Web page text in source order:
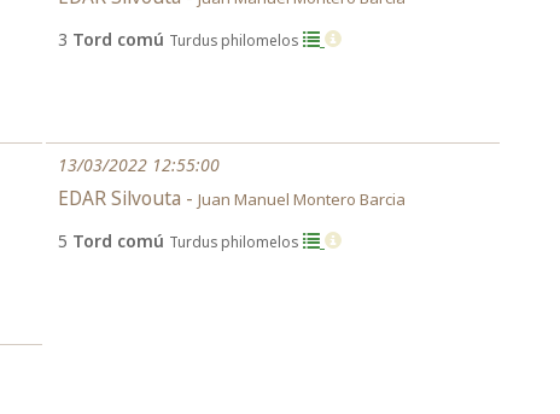
3 Tord comú Turdus philomelos
13/03/2022 12:55:00
EDAR Silvouta - Juan Manuel Montero Barcia
5 Tord comú Turdus philomelos